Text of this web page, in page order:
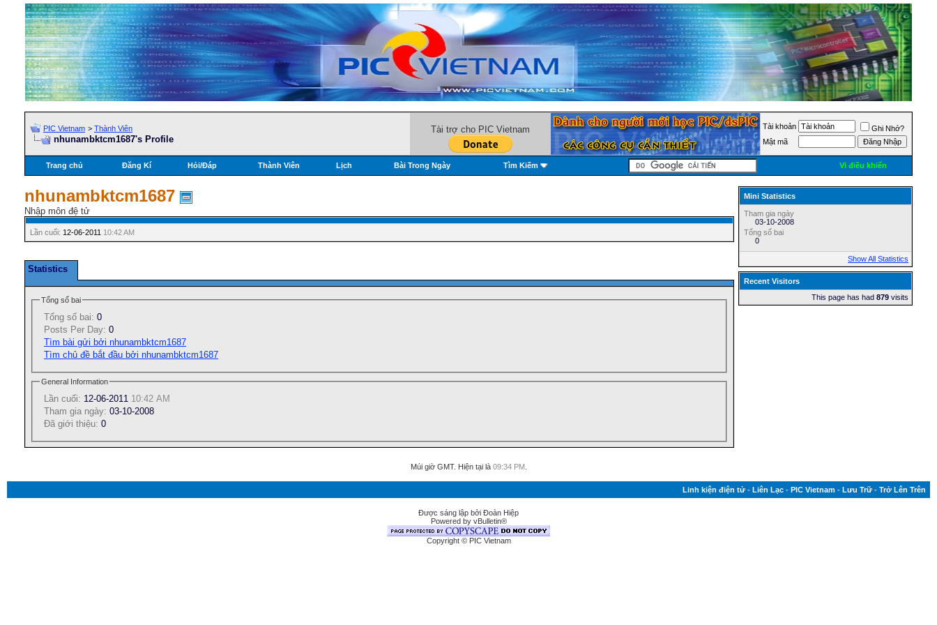
PIC Vietnam > Thành Viên
nhunambktcm1687's Profile
Tài trợ cho PIC Vietnam Tài khoản
Ghi Nhớ?
Mật mã
Trang chủ Đăng Kí Hỏi/Ðáp Thành Viên Lịch Bài Trong Ngày Tìm Kiếm Vi điều khiển
nhunambktcm1687
Nhập môn đệ tử
Lần cuối: 12-06-2011 10:42 AM
Statistics
Tổng số bai
Tổng số bai: 0
Posts Per Day: 0
Tìm bài gửi bởi nhunambktcm1687
Tìm chủ đề bắt đầu bởi nhunambktcm1687
General Information
Lần cuối: 12-06-2011 10:42 AM
Tham gia ngày: 03-10-2008
Ðã giới thiệu: 0
Mini Statistics
Tham gia ngày
03-10-2008
Tổng số bai
0
Show All Statistics
Recent Visitors
This page has had 879 visits
Múi giờ GMT. Hiện tại là 09:34 PM.
Linh kiện điện tử - Liên Lạc - PIC Vietnam - Lưu Trữ - Trở Lên Trên
Được sáng lập bởi Đoàn Hiệp
Powered by vBulletin®
Copyright © PIC Vietnam